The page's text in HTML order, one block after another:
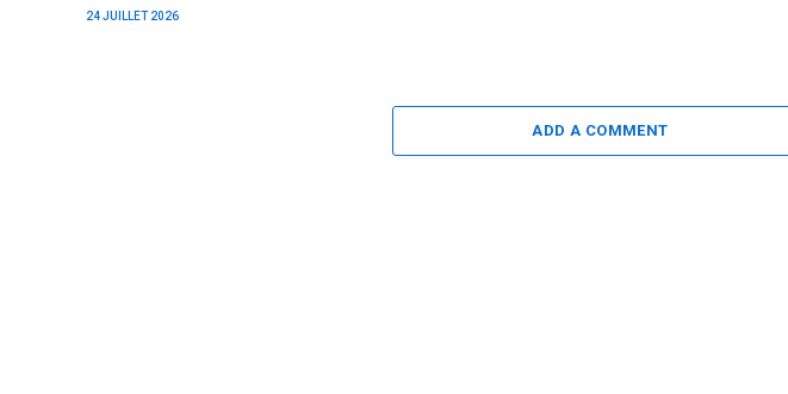
24 JUILLET 2026
ADD A COMMENT